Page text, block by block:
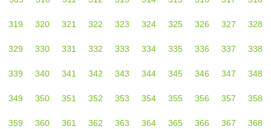
319 320 321 322 323 324 325 326 327 328
329 330 331 332 333 334 335 336 337 338
339 340 341 342 343 344 345 346 347 348
349 350 351 352 353 354 355 356 357 358
359 360 361 362 363 364 365 366 367 368